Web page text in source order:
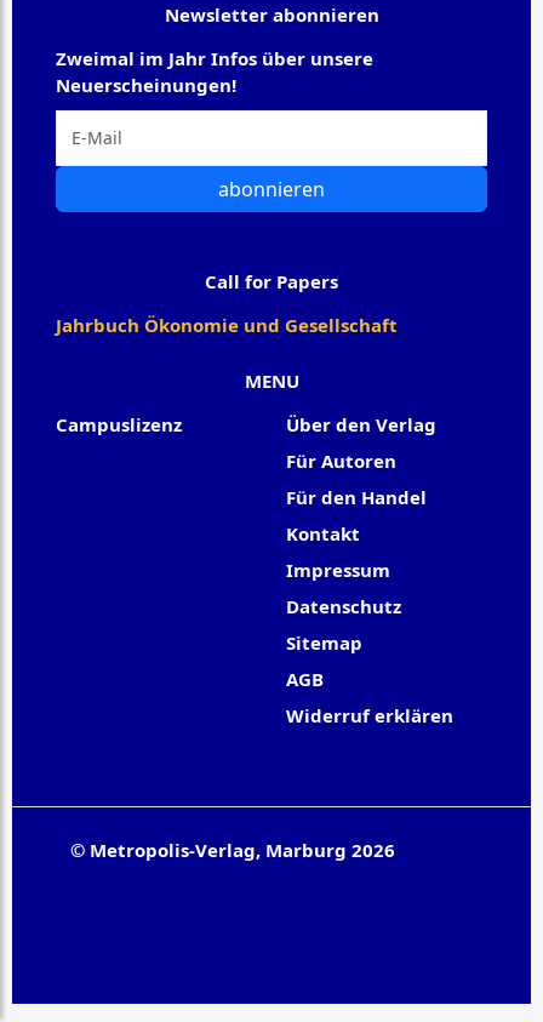
MENU
Campuslizenz
Über den Verlag
Für Autoren
Für den Handel
Kontakt
Impressum
Datenschutz
Sitemap
AGB
Widerruf erklären
Newsletter abonnieren
Zweimal im Jahr Infos über unsere
Neuerscheinungen!
abonnieren
Call for Papers
Jahrbuch Ökonomie und Gesellschaft
© Metropolis-Verlag, Marburg 2026